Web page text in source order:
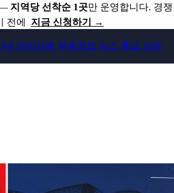
— 지역당 선착순 1곳만 운영합니다. 경쟁
전에 지금 신청하기 →
내 정비사례 부품정보 뉴스 홍보 상담